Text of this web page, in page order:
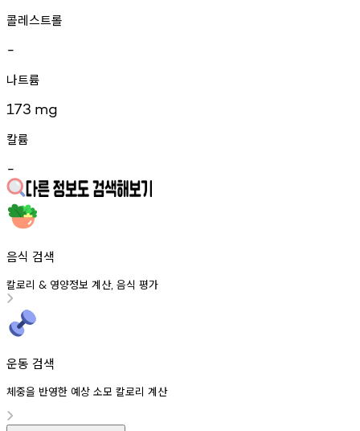
콜레스트롤
-
나트륨
173 mg
칼륨
-
음식 검색
칼로리 & 영양정보 계산, 음식 평가
운동 검색
체중을 반영한 예상 소모 칼로리 계산